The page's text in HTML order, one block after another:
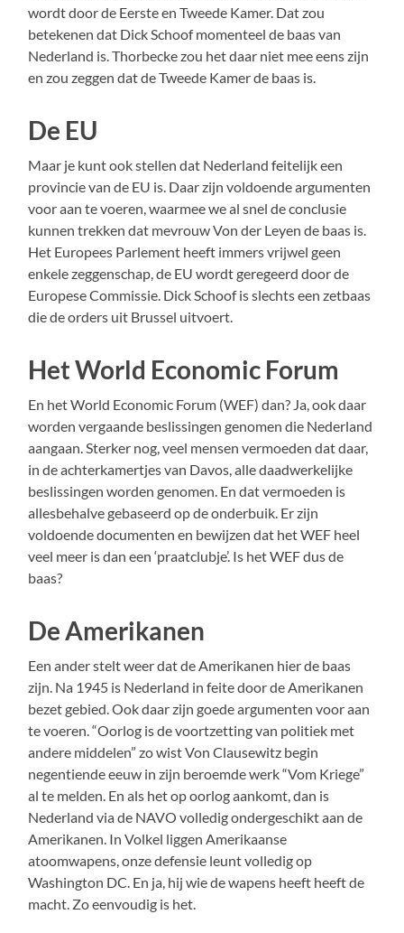
wordt door de Eerste en Tweede Kamer. Dat zou
betekenen dat Dick Schoof momenteel de baas van
Nederland is. Thorbecke zou het daar niet mee eens zijn
en zou zeggen dat de Tweede Kamer de baas is.
De EU
Maar je kunt ook stellen dat Nederland feitelijk een
provincie van de EU is. Daar zijn voldoende argumenten
voor aan te voeren, waarmee we al snel de conclusie
kunnen trekken dat mevrouw Von der Leyen de baas is.
Het Europees Parlement heeft immers vrijwel geen
enkele zeggenschap, de EU wordt geregeerd door de
Europese Commissie. Dick Schoof is slechts een zetbaas
die de orders uit Brussel uitvoert.
Het World Economic Forum
En het World Economic Forum (WEF) dan? Ja, ook daar
worden vergaande beslissingen genomen die Nederland
aangaan. Sterker nog, veel mensen vermoeden dat daar,
in de achterkamertjes van Davos, alle daadwerkelijke
beslissingen worden genomen. En dat vermoeden is
allesbehalve gebaseerd op de onderbuik. Er zijn
voldoende documenten en bewijzen dat het WEF heel
veel meer is dan een ‘praatclubje’. Is het WEF dus de
baas?
De Amerikanen
Een ander stelt weer dat de Amerikanen hier de baas
zijn. Na 1945 is Nederland in feite door de Amerikanen
bezet gebied. Ook daar zijn goede argumenten voor aan
te voeren. “Oorlog is de voortzetting van politiek met
andere middelen” zo wist Von Clausewitz begin
negentiende eeuw in zijn beroemde werk “Vom Kriege”
al te melden. En als het op oorlog aankomt, dan is
Nederland via de NAVO volledig ondergeschikt aan de
Amerikanen. In Volkel liggen Amerikaanse
atoomwapens, onze defensie leunt volledig op
Washington DC. En ja, hij wie de wapens heeft heeft de
macht. Zo eenvoudig is het.